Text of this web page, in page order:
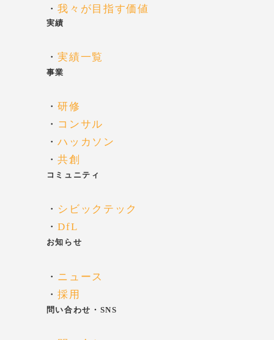
・我々が目指す価値
実績
・実績一覧
事業
・研修
・ コンサル
・ハッカソン
・共創
コミュニティ
・ シビックテック
・DfL
お知らせ
・ ニュース
・採用
問い合わせ・SNS